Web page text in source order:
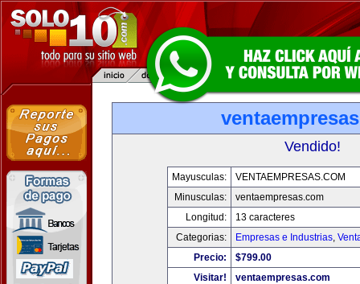
Vendido!
Mayusculas:
VENTAEMPRESAS.COM
Minusculas:
ventaempresas.com
Longitud:
13 caracteres
Categorias:
Empresas e Industrias,
Precio:
$799.00
Visitar!
ventaempresas.com